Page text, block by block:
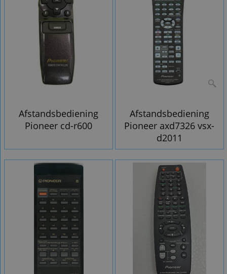
Afstandsbediening
Pioneer cd-r600
Afstandsbediening
Pioneer axd7326 vsx-
d2011